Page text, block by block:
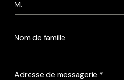
M.
Nom de famille
Adresse de messagerie *